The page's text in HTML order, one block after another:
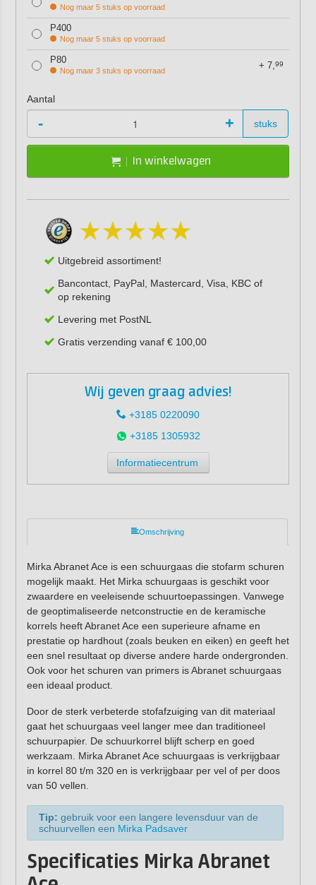
Nog maar 5 stuks op voorraad
P400
Nog maar 5 stuks op voorraad
P80
Nog maar 3 stuks op voorraad + 7,99
Aantal
- + stuks
In winkelwagen
Uitgebreid assortiment!
Bancontact, PayPal, Mastercard, Visa, KBC of
op rekening
Levering met PostNL
Gratis verzending vanaf € 100,00
Wij geven graag advies!
+3185 0220090
+3185 1305932
Informatiecentrum
Omschrijving
Mirka Abranet Ace is een schuurgaas die stofarm schuren
mogelijk maakt. Het Mirka schuurgaas is geschikt voor
zwaardere en veeleisende schuurtoepassingen. Vanwege
de geoptimaliseerde netconstructie en de keramische
korrels heeft Abranet Ace een superieure afname en
prestatie op hardhout (zoals beuken en eiken) en geeft het
een snel resultaat op diverse andere harde ondergronden.
Ook voor het schuren van primers is Abranet schuurgaas
een ideaal product.
Door de sterk verbeterde stofafzuiging van dit materiaal
gaat het schuurgaas veel langer mee dan traditioneel
schuurpapier. De schuurkorrel blijft scherp en goed
werkzaam. Mirka Abranet Ace schuurgaas is verkrijgbaar
in korrel 80 t/m 320 en is verkrijgbaar per vel of per doos
van 50 vellen.
Tip: gebruik voor een langere levensduur van de
schuurvellen een Mirka Padsaver
Specificaties Mirka Abranet